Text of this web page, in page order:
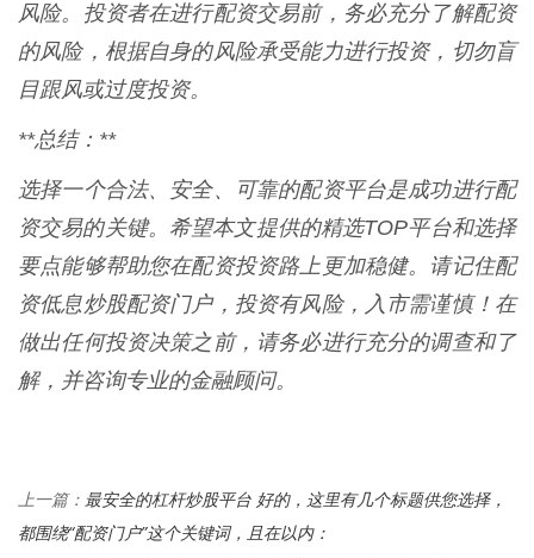
风险。投资者在进行配资交易前，务必充分了解配资
的风险，根据自身的风险承受能力进行投资，切勿盲
目跟风或过度投资。
**总结：**
选择一个合法、安全、可靠的配资平台是成功进行配
资交易的关键。希望本文提供的精选TOP平台和选择
要点能够帮助您在配资投资路上更加稳健。请记住配
资低息炒股配资门户，投资有风险，入市需谨慎！在
做出任何投资决策之前，请务必进行充分的调查和了
解，并咨询专业的金融顾问。
上一篇： 最安全的杠杆炒股平台 好的，这里有几个标题供您选择，
都围绕“配资门户”这个关键词，且在以内：